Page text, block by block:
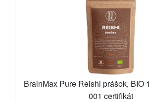
BrainMax Pure Reishi prášok, BIO
001 certifikát